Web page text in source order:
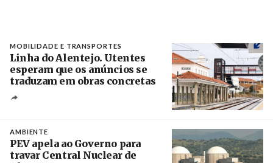
MOBILIDADE E TRANSPORTES
Linha do Alentejo. Utentes
esperam que os anúncios se
traduzam em obras concretas
AMBIENTE
PEV apela ao Governo para
travar Central Nuclear de